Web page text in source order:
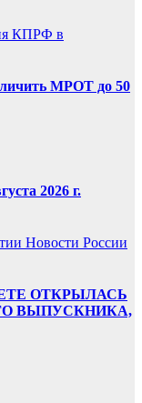
КПРФ в
МРОТ до 50
2026 г.
Новости России
ОТКРЫЛАСЬ
ВЫПУСКНИКА,